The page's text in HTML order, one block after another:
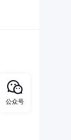
城物
公众号